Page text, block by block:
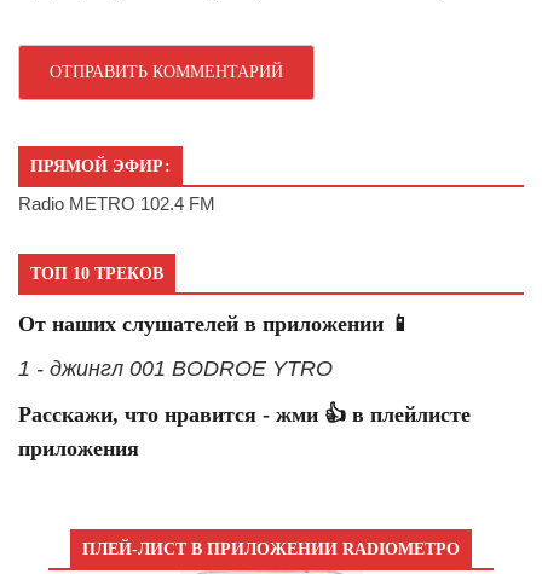
ПРЯМОЙ ЭФИР:
Radio METRO 102.4 FM
ТОП 10 ТРЕКОВ
От наших слушателей в приложении 📱
1 - джингл 001 BODROE YTRO
Расскажи, что нравится - жми 👍 в плейлисте
приложения
ПЛЕЙ-ЛИСТ В ПРИЛОЖЕНИИ RADIOМЕТРО